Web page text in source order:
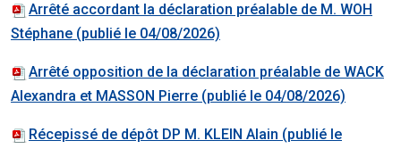
Arrêté accordant la déclaration préalable de M. WOH
Stéphane (publié le 04/08/2026)
Arrêté opposition de la déclaration préalable de WACK
Alexandra et MASSON Pierre (publié le 04/08/2026)
Récepissé de dépôt DP M. KLEIN Alain (publié le